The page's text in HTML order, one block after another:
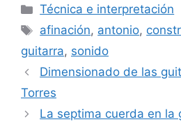
Categorías
Técnica e interpretación
Etiquetas
afinación, antonio,
guitarra, sonido
Dimensionado de las
Torres
La septima cuerda en la